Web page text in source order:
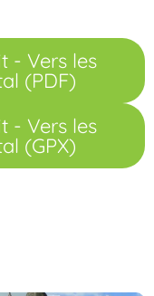
- Vers les
(PDF)
- Vers les
(GPX)